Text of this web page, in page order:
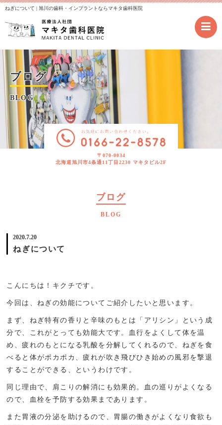
ねぎについて | 旭川の歯科・インプラントならマキタ歯科医院
ブログ
BLOG
〒070-0034
北海道旭川市4条通11丁目2230 マキタビル2F
ブログ
BLOG
2020.7.20
ねぎについて
こんにちは！キクチです。
今回は、ねぎの効能についてご紹介したいと思います。
まず、ねぎ特有の香りと辛味のもとは「アリシン」という成
分で、これがとっても効能大です。血行をよくして体を温
め、疲れのもとになる乳酸を分解してくれるので、ねぎを食
べると体がポカポカ、疲れが吹き飛びひき始めの風邪を撃退
することができる、というわけです。
同じ理由で、肩こりの解消にも効果的。血の巡りがよくなる
ので、血栓を予防する効果まであります。
また胃液の分泌を助けるので、胃腸の働きがよくなり食欲も